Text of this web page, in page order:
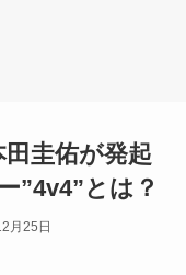
田圭佑が発起
”4v4”とは？
月25日